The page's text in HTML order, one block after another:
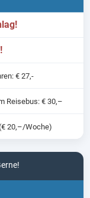
€ 27,-
Reisebus: € 30,–
20,–/Woche)